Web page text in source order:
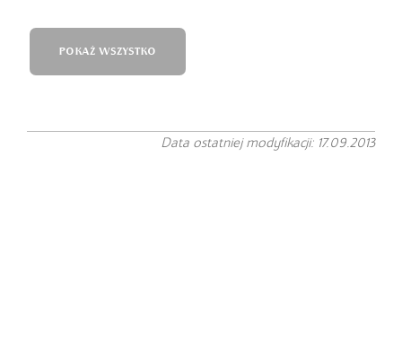
POKAŻ WSZYSTKO
Data ostatniej modyfikacji: 17.09.2013